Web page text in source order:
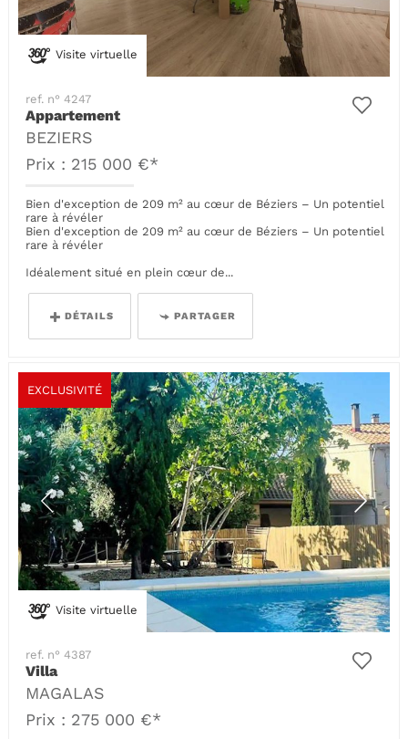
Visite virtuelle
ref. n° 4247
Appartement
BEZIERS
Prix : 215 000 €*
Bien d'exception de 209 m² au cœur de Béziers – Un potentiel
rare à révéler
Bien d'exception de 209 m² au cœur de Béziers – Un potentiel
rare à révéler
Idéalement situé en plein cœur de...
DÉTAILS PARTAGER
Visite virtuelle
EXCLUSIVITÉ
ref. n° 4387
Villa
MAGALAS
Prix : 275 000 €*